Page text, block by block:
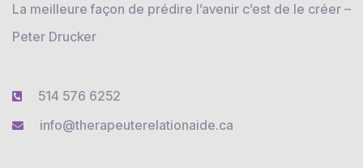
La meilleure façon de prédire l’avenir c’est de le créer –
Peter Drucker
514 576 6252
info@therapeuterelationaide.ca